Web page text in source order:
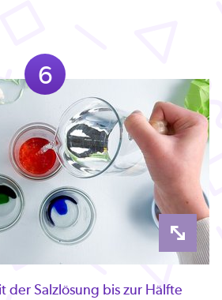
6
der Salzlösung bis zur Hälfte